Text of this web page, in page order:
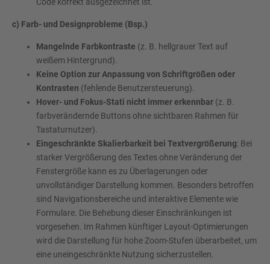
c) Farb- und Designprobleme (Bsp.)
Mangelnde Farbkontraste (z. B. hellgrauer Text auf
weißem Hintergrund).
Keine Option zur Anpassung von Schriftgrößen oder
Kontrasten (fehlende Benutzersteuerung).
Hover- und Fokus-Stati nicht immer erkennbar (z. B.
farbverändernde Buttons ohne sichtbaren Rahmen für
Tastaturnutzer).
Eingeschränkte Skalierbarkeit bei Textvergrößerung: Bei
starker Vergrößerung des Textes ohne Veränderung der
Fenstergröße kann es zu Überlagerungen oder
unvollständiger Darstellung kommen. Besonders betroffen
sind Navigationsbereiche und interaktive Elemente wie
Formulare. Die Behebung dieser Einschränkungen ist
vorgesehen. Im Rahmen künftiger Layout-Optimierungen
wird die Darstellung für hohe Zoom-Stufen überarbeitet, um
eine uneingeschränkte Nutzung sicherzustellen.